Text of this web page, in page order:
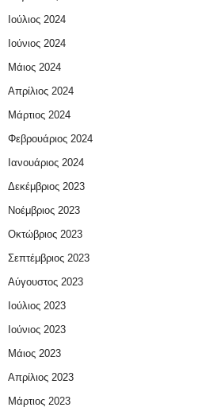
Ιούλιος 2024
Ιούνιος 2024
Μάιος 2024
Απρίλιος 2024
Μάρτιος 2024
Φεβρουάριος 2024
Ιανουάριος 2024
Δεκέμβριος 2023
Νοέμβριος 2023
Οκτώβριος 2023
Σεπτέμβριος 2023
Αύγουστος 2023
Ιούλιος 2023
Ιούνιος 2023
Μάιος 2023
Απρίλιος 2023
Μάρτιος 2023